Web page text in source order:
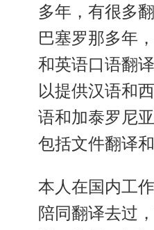
多年，有很多
巴塞罗那多年
和英语口语翻
以提供汉语和
语和加泰罗尼
包括文件翻译
本人在国内工
陪同翻译去过